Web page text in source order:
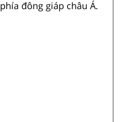
phía đông giáp châu Á.